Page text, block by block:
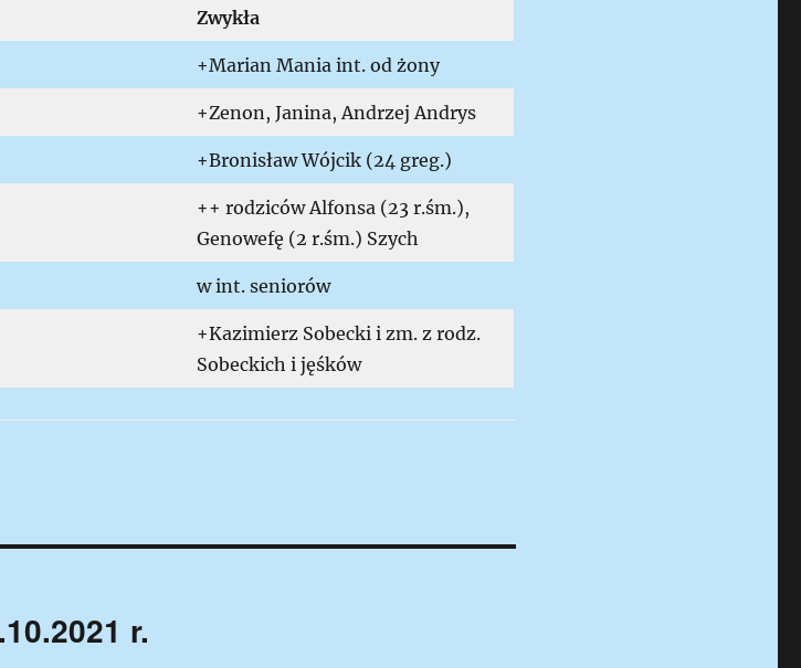
Zwykła
+Marian Mania int. od żony
+Zenon, Janina, Andrzej Andrys
+Bronisław Wójcik (24 greg.)
++ rodziców Alfonsa (23 r.śm.),
Genowefę (2 r.śm.) Szych
w int. seniorów
+Kazimierz Sobecki i zm. z rodz.
Sobeckich i jęśków
r.